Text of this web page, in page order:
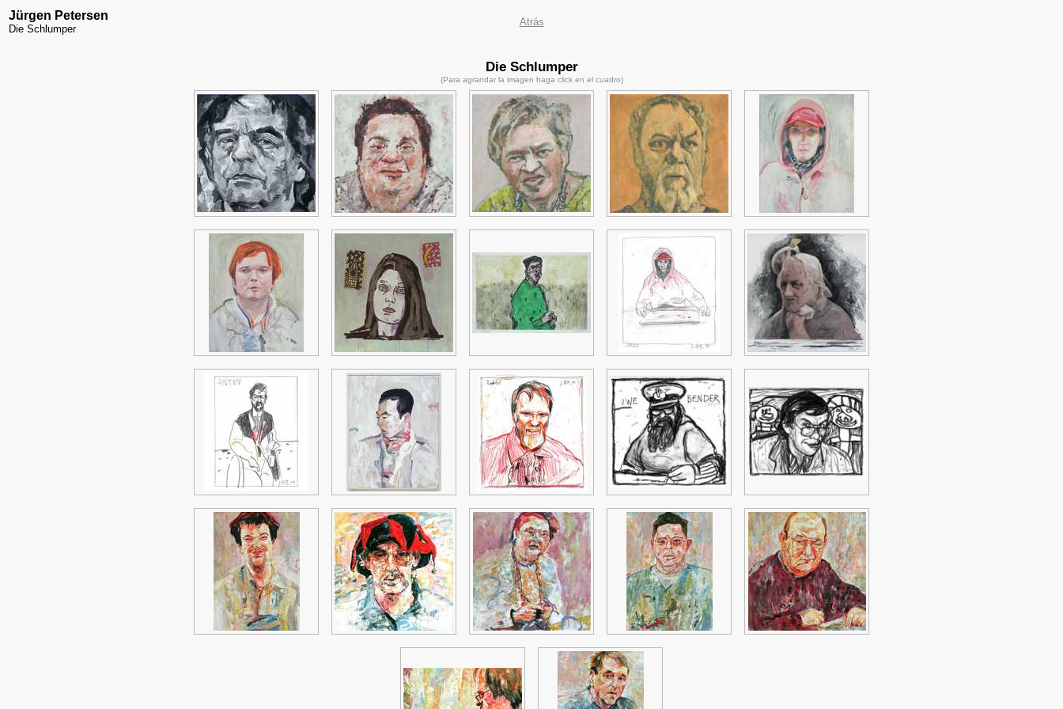
Jürgen Petersen
Die Schlumper
Atrás
Die Schlumper
(Para agrandar la imagen haga click en el cuadro)